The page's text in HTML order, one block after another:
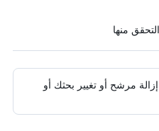
مرشح أو تغيير بحثك أو